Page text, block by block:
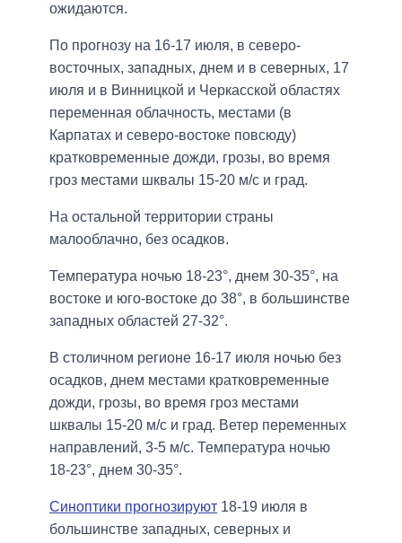
ожидаются.
По прогнозу на 16-17 июля, в северо-
восточных, западных, днем ​​и в северных, 17
июля и в Винницкой и Черкасской областях
переменная облачность, местами (в
Карпатах и ​​северо-востоке повсюду)
кратковременные дожди, грозы, во время
гроз местами шквалы 15-20 м/с и град.
На остальной территории страны
малооблачно, без осадков.
Температура ночью 18-23°, днем ​​30-35°, на
востоке и юго-востоке до 38°, в большинстве
западных областей 27-32°.
В столичном регионе 16-17 июля ночью без
осадков, днем ​​местами кратковременные
дожди, грозы, во время гроз местами
шквалы 15-20 м/с и град. Ветер переменных
направлений, 3-5 м/с. Температура ночью
18-23°, днем ​​30-35°.
Синоптики прогнозируют 18-19 июля в
большинстве западных, северных и